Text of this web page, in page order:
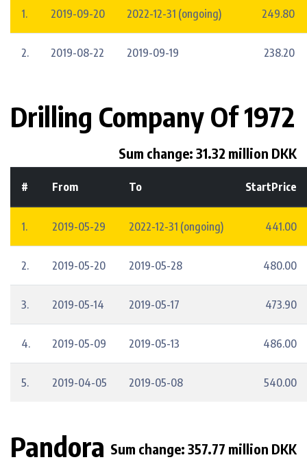
1. 2019-09-20 2022-12-31 (ongoing) 249.80
2. 2019-08-22 2019-09-19 238.20
Drilling Company Of 1972
Sum change: 31.32 million DKK
# From To StartPrice
1. 2019-05-29 2022-12-31 (ongoing) 441.00
2. 2019-05-20 2019-05-28 480.00
3. 2019-05-14 2019-05-17 473.90
4. 2019-05-09 2019-05-13 486.00
5. 2019-04-05 2019-05-08 540.00
Pandora Sum change: 357.77 million DKK